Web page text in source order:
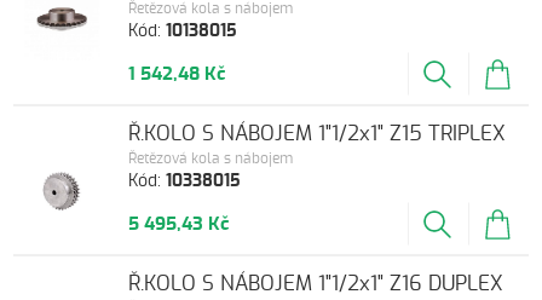
Kód:10138015
Řetězová kola s nábojem
1 542,48 Kč
Kód:10338015
Řetězová kola s nábojem
Ř.KOLO S NÁBOJEM 1"1/2x1" Z15 TRIPLEX
5 495,43 Kč
Ř.KOLO S NÁBOJEM 1"1/2x1" Z16 DUPLEX